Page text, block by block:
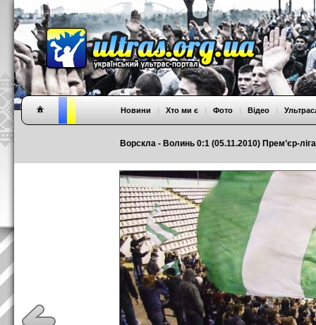
Ворскла - Волинь 0:1 (05.11.2010) Прем’єр-
Новини | Хто ми є | Фото | Відео |